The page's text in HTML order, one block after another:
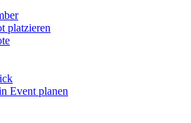
platzieren
Event planen